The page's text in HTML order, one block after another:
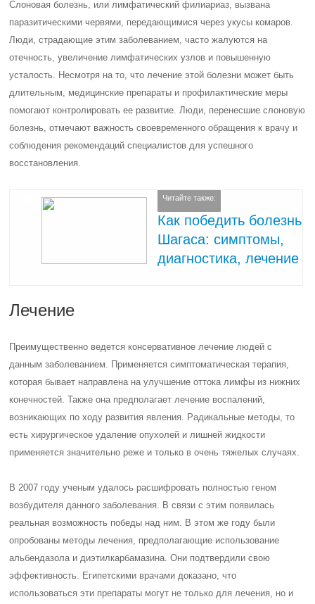
Слоновая болезнь, или лимфатический филиариаз, вызвана
паразитическими червями, передающимися через укусы комаров.
Люди, страдающие этим заболеванием, часто жалуются на
отечность, увеличение лимфатических узлов и повышенную
усталость. Несмотря на то, что лечение этой болезни может быть
длительным, медицинские препараты и профилактические меры
помогают контролировать ее развитие. Люди, перенесшие слоновую
болезнь, отмечают важность своевременного обращения к врачу и
соблюдения рекомендаций специалистов для успешного
восстановления.
Читайте также:
Как победить болезнь
Шагаса: симптомы,
диагностика, лечение
Лечение
Преимущественно ведется консервативное лечение людей с
данным заболеванием. Применяется симптоматическая терапия,
которая бывает направлена на улучшение оттока лимфы из нижних
конечностей. Также она предполагает лечение воспалений,
возникающих по ходу развития явления. Радикальные методы, то
есть хирургическое удаление опухолей и лишней жидкости
применяется значительно реже и только в очень тяжелых случаях.
В 2007 году ученым удалось расшифровать полностью геном
возбудителя данного заболевания. В связи с этим появилась
реальная возможность победы над ним. В этом же году были
опробованы методы лечения, предполагающие использование
альбендазола и диэтилкарбамазина. Они подтвердили свою
эффективность. Египетскими врачами доказано, что
использоваться эти препараты могут не только для лечения, но и